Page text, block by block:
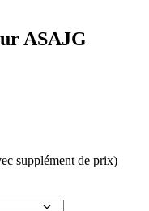
ASAJG
supplément de prix)